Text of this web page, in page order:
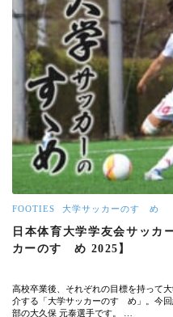
FOOTIES 大学サッカーのすゝめ
日本体育大学学友会サッカ
カーのすゝめ 2025】
高校卒業後、それぞれの目標を持って
介する「大学サッカーのすゝめ」。今
部の大久保 元泰選手です。 …